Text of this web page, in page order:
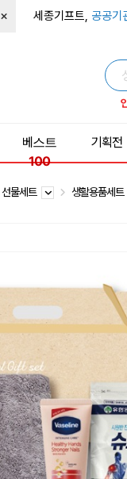
× 세종기프트, 공공기
베스트
100
기획전
선물세트 생활용품세